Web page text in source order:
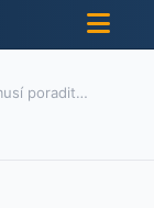
poradit…